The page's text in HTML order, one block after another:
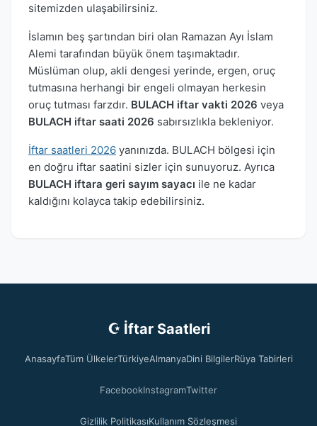
sitemizden ulaşabilirsiniz.
İslamın beş şartından biri olan Ramazan Ayı İslam
Alemi tarafından büyük önem taşımaktadır.
Müslüman olup, akli dengesi yerinde, ergen, oruç
tutmasına herhangi bir engeli olmayan herkesin
oruç tutması farzdır. BULACH iftar vakti 2026 veya
BULACH iftar saati 2026 sabırsızlıkla bekleniyor.
İftar saatleri 2026 yanınızda. BULACH bölgesi için
en doğru iftar saatini sizler için sunuyoruz. Ayrıca
BULACH iftara geri sayım sayacı ile ne kadar
kaldığını kolayca takip edebilirsiniz.
☪ İftar Saatleri
AnasayfaTüm ÜlkelerTürkiyeAlmanyaDini BilgilerRüya Tabirleri
FacebookInstagramTwitter
Gizlilik PolitikasıKullanım Sözleşmesi